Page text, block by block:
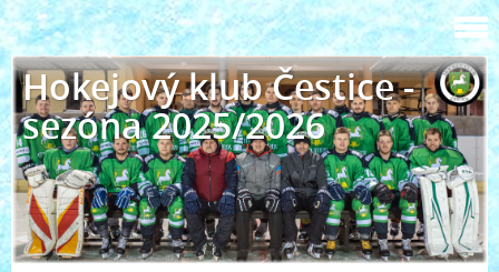
Hokejový klub Čestice -
sezóna 2025/2026